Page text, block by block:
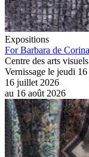
Expositions
For Barbara de
Centre des arts
Vernissage le jeudi
16 juillet 2026
au 16 août 2026